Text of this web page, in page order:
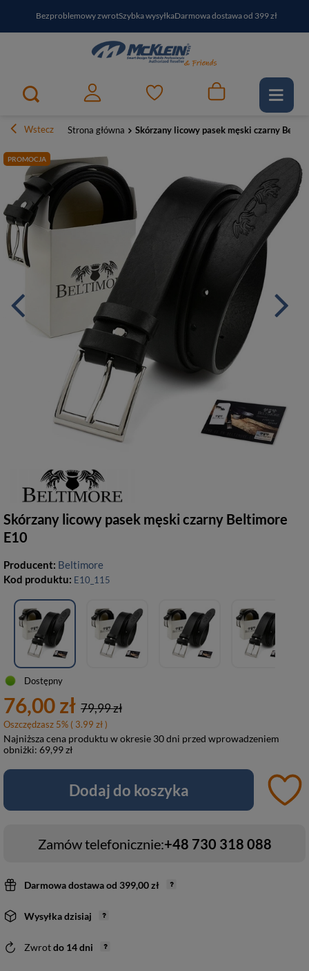
Bezproblemowy zwrotSzybka wysyłkaDarmowa dostawa od 399 zł
PayPo - kup i zapłać za30 dniZapisz się do newslettera i odbierz RABAT
Wstecz Strona główna Skórzany licowy pasek męski czarny
PROMOCJA
Skórzany licowy pasek męski czarny Beltimore
E10
Producent: Beltimore
Kod produktu: E10_115
Dostępny
76,00 zł 79,99 zł
Oszczędzasz 5% ( 3.99 zł )
Najniższa cena produktu w okresie 30 dni przed wprowadzeniem
obniżki: 69,99 zł
Dodaj do koszyka
Zamów telefonicznie:+48 730 318 088
Darmowa dostawaod 399,00 zł
Wysyłkadzisiaj
Zwrotdo 14dni